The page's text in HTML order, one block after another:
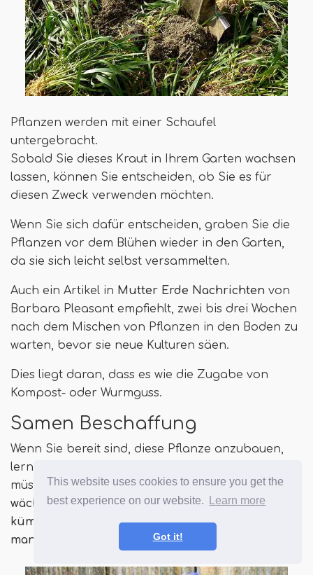
This website uses cookies to ensure you get the
best experience on our website.
Learn more
Got it!
Pflanzen werden mit einer Schaufel
untergebracht.
Sobald Sie dieses Kraut in Ihrem Garten wachsen
lassen, können Sie entscheiden, ob Sie es für
diesen Zweck verwenden möchten.
Wenn Sie sich dafür entscheiden, graben Sie die
Pflanzen vor dem Blühen wieder in den Garten,
da sie sich leicht selbst versammelten.
Auch ein Artikel in Mutter Erde Nachrichten von
Barbara Pleasant empfiehlt, zwei bis drei Wochen
nach dem Mischen von Pflanzen in den Boden zu
warten, bevor sie neue Kulturen säen.
Dies liegt daran, dass es wie die Zugabe von
Kompost- oder Wurmguss.
Samen Beschaffung
Wenn Sie bereit sind, diese Pflanze anzubauen,
lernen Sie alles, was Sie in unserem wissen
müssen, alles, was Sie wissen müssen. “Wie man
wächst und sich um Borretschwerte
kümmert
"Und seine Ergänzung"Wann und wie
man Borretamen pflanzt
.”